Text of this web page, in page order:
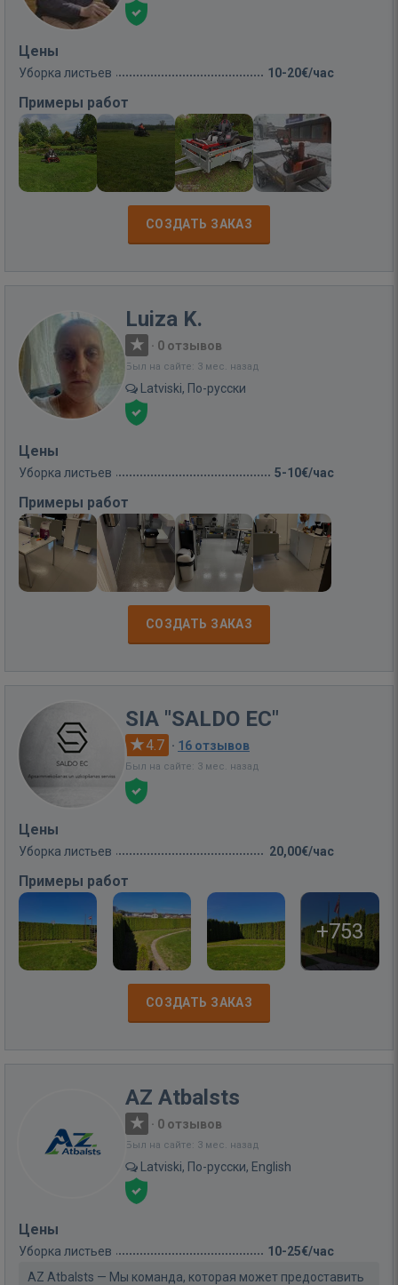
Цены
Уборка листьев 10-20€/час
Примеры работ
СОЗДАТЬ ЗАКАЗ
Luiza K.
· 0 отзывов
Был на сайте: 3 мес. назад
Latviski, По-русски
Цены
Уборка листьев 5-10€/час
Примеры работ
СОЗДАТЬ ЗАКАЗ
SIA "SALDO EC"
4.7 · 16 отзывов
Был на сайте: 3 мес. назад
Цены
Уборка листьев 20,00€/час
Примеры работ
+753
СОЗДАТЬ ЗАКАЗ
AZ Atbalsts
· 0 отзывов
Был на сайте: 3 мес. назад
Latviski, По-русски, English
Цены
Уборка листьев
10-25€/час
AZ Atbalsts — Мы команда, которая может предоставить